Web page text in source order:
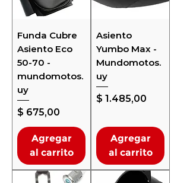
Funda Cubre
Asiento Eco
50-70 -
mundomotos.
uy
Precio
$ 675,00
Agregar
al carrito
Asiento
Yumbo Max -
Mundomotos.
uy
Precio
$ 1.485,00
Agregar
al carrito